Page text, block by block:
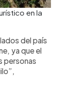
en la
del país
ya que el
personas